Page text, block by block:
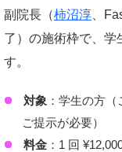
副院長（柿沼淳 、
了）の施術枠で、学
す。
対象 ：学生の方
ご提示が必要）
料金：1 回